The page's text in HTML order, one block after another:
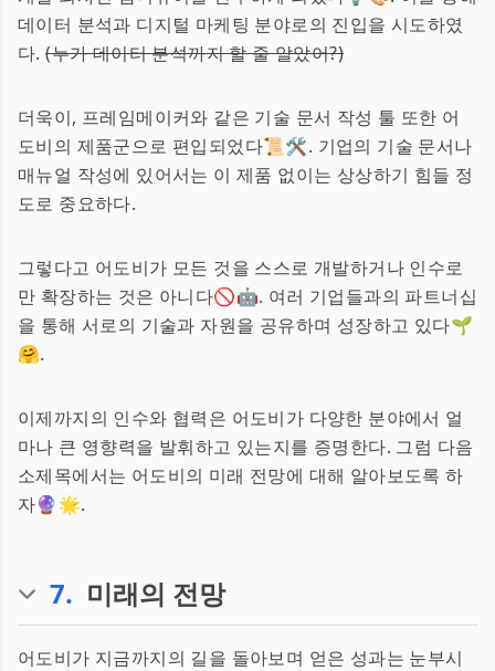
데이터 분석과 디지털 마케팅 분야로의 진입을 시도하였
다.(누가 데이터 분석까지 할 줄 알았어?)
더욱이, 프레임메이커와 같은 기술 문서 작성 툴 또한 어
도비의 제품군으로 편입되었다📜🛠️. 기업의 기술 문서나
매뉴얼 작성에 있어서는 이 제품 없이는 상상하기 힘들 정
도로 중요하다.
그렇다고 어도비가 모든 것을 스스로 개발하거나 인수로
만 확장하는 것은 아니다🚫🤖. 여러 기업들과의 파트너십
을 통해 서로의 기술과 자원을 공유하며 성장하고 있다🌱
🤗.
이제까지의 인수와 협력은 어도비가 다양한 분야에서 얼
마나 큰 영향력을 발휘하고 있는지를 증명한다. 그럼 다음
소제목에서는 어도비의 미래 전망에 대해 알아보도록 하
자🔮🌟.
7. 미래의 전망
어도비가 지금까지의 길을 돌아보며 얻은 성과는 눈부시